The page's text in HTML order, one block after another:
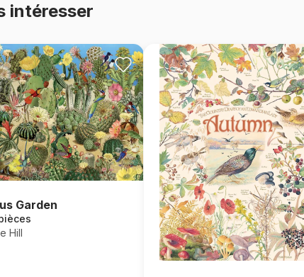
intéresser
Garden
Hill